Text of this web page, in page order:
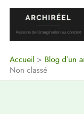
Aller
contenu
Accueil
Blog d’un
Non classé